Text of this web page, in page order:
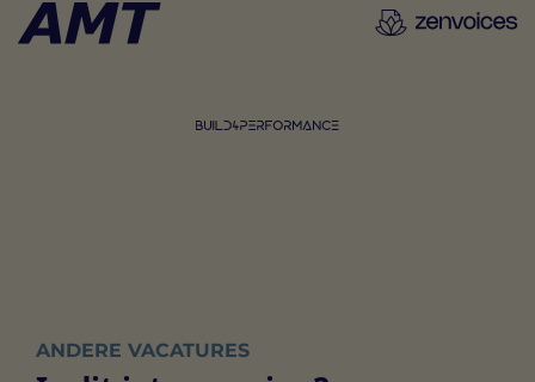
ANDERE VACATURES